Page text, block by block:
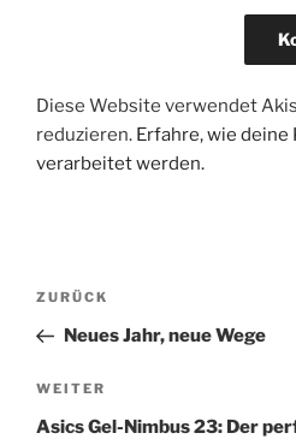
Diese Website verwendet
reduzieren. Erfahre, wie
verarbeitet werden.
Beitragsnavigation
Vorheriger
Beitrag
ZURÜCK
Neues Jahr, neue Wege
Nächster
Beitrag
WEITER
Asics Gel-Nimbus 23: Der